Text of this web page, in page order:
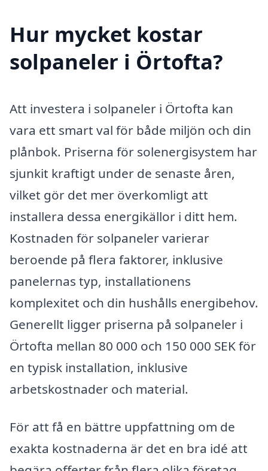
Hur mycket kostar
solpaneler i Örtofta?
Att investera i solpaneler i Örtofta kan
vara ett smart val för både miljön och din
plånbok. Priserna för solenergisystem har
sjunkit kraftigt under de senaste åren,
vilket gör det mer överkomligt att
installera dessa energikällor i ditt hem.
Kostnaden för solpaneler varierar
beroende på flera faktorer, inklusive
panelernas typ, installationens
komplexitet och din hushålls energibehov.
Generellt ligger priserna på solpaneler i
Örtofta mellan 80 000 och 150 000 SEK för
en typisk installation, inklusive
arbetskostnader och material.
För att få en bättre uppfattning om de
exakta kostnaderna är det en bra idé att